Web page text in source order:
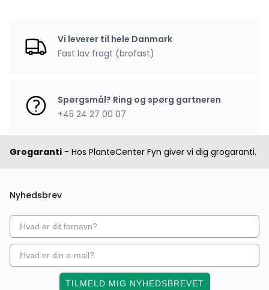
Vi leverer til hele Danmark
Fast lav fragt (brofast)
Spørgsmål? Ring og spørg gartneren
+45 24 27 00 07
Grogaranti - Hos PlanteCenter Fyn giver vi dig grogaranti.
Nyhedsbrev
TILMELD MIG NYHEDSBREVET